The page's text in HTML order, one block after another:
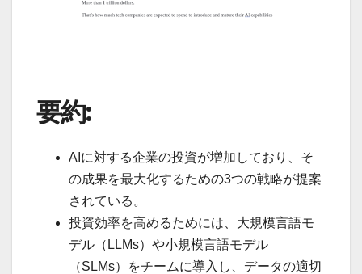
要約:
AIに対する企業の投資が増加しており、そ
の成果を最大化するための3つの戦略が提案
されている。
投資効率を高めるためには、大規模言語モ
デル（LLMs）や小規模言語モデル
（SLMs）をチームに導入し、データの適切